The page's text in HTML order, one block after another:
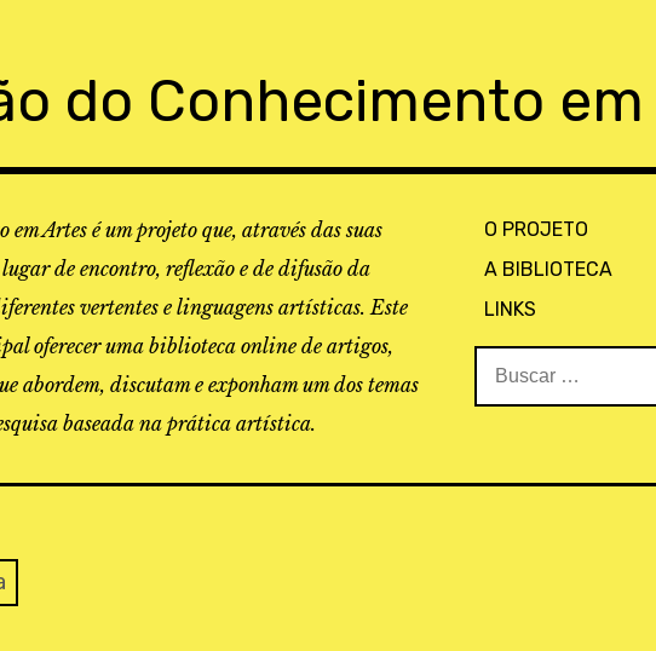
do Conhecimento
Artes é um projeto que, através das suas
de encontro, reflexão e de difusão da
vertentes e linguagens artísticas. Este
oferecer uma biblioteca online de artigos,
abordem, discutam e exponham um dos temas
baseada na prática artística.
O PROJETO
A BIBLIOTECA
LINKS